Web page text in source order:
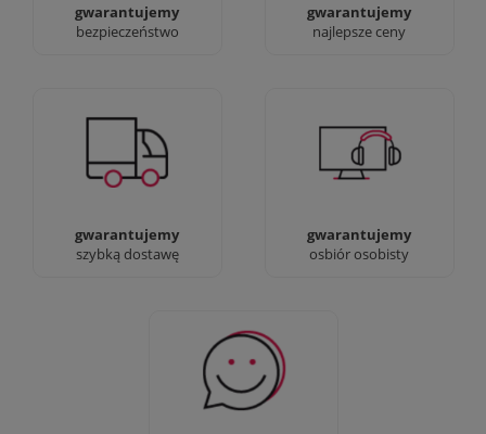
gwarantujemy
bezpieczeństwo
gwarantujemy
najlepsze ceny
gwarantujemy
szybką dostawę
90% dostaw następnego
dnia, bez dopłat!
gwarantujemy
osbiór osobisty
Jesteśmy prawdziwi :)
możesz przyjść i
Sprawdź nasze 100%
zadowolenia Klientów